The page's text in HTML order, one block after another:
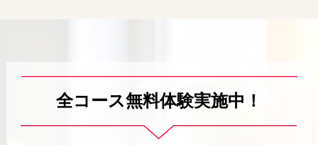
全コース無料体験実施中！